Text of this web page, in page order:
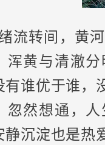
流转间，黄
浑黄与清澈
有谁优于谁，
忽然想通，
静沉淀也是热